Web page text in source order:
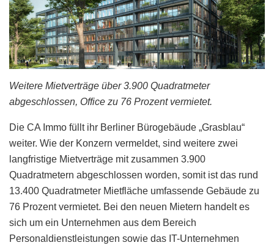
Weitere Mietverträge über 3.900 Quadratmeter
abgeschlossen, Office zu 76 Prozent vermietet.
Die CA Immo füllt ihr Berliner Bürogebäude „Grasblau“
weiter. Wie der Konzern vermeldet, sind weitere zwei
langfristige Mietverträge mit zusammen 3.900
Quadratmetern abgeschlossen worden, somit ist das rund
13.400 Quadratmeter Mietfläche umfassende Gebäude zu
76 Prozent vermietet. Bei den neuen Mietern handelt es
sich um ein Unternehmen aus dem Bereich
Personaldienstleistungen sowie das IT-Unternehmen